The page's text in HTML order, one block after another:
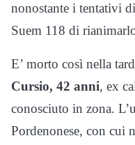
nonostante i tentativi
Suem 118 di
E’ morto così nella
Cursio, 42 anni, ex
conosciuto in zona.
Pordenonese, con cui